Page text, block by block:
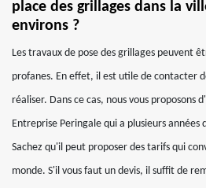
place des grillages dans la
environs ?
Les travaux de pose des grillages peuvent
profanes. En effet, il est utile de contacter
réaliser. Dans ce cas, nous vous proposons
Entreprise Peringale qui a plusieurs
Sachez qu'il peut proposer des tarifs qui
monde. S'il vous faut un devis, il suffit de